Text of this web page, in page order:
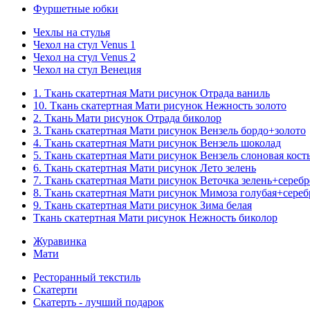
Фуршетные юбки
Чехлы на стулья
Чехол на стул Venus 1
Чехол на стул Venus 2
Чехол на стул Венеция
1. Ткань скатертная Мати рисунок Отрада ваниль
10. Ткань скатертная Мати рисунок Нежность золото
2. Ткань Мати рисунок Отрада биколор
3. Ткань скатертная Мати рисунок Вензель бордо+золото
4. Ткань скатертная Мати рисунок Вензель шоколад
5. Ткань скатертная Мати рисунок Вензель слоновая
6. Ткань скатертная Мати рисунок Лето зелень
7. Ткань скатертная Мати рисунок Веточка
8. Ткань скатертная Мати рисунок Мимоза
9. Ткань скатертная Мати рисунок Зима белая
Ткань скатертная Мати рисунок Нежность биколор
Журавинка
Мати
Ресторанный текстиль
Скатерти
Скатерть - лучший подарок